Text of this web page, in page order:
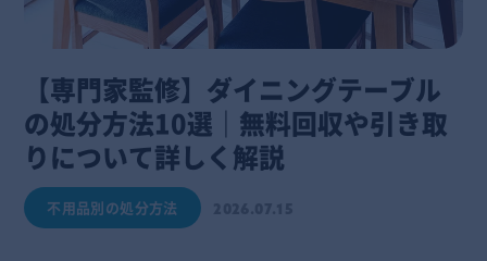
【専門家監修】ダイニングテーブル
の処分方法10選｜無料回収や引き取
りについて詳しく解説
不用品別の処分方法